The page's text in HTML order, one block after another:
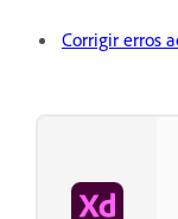
Corrigir erros